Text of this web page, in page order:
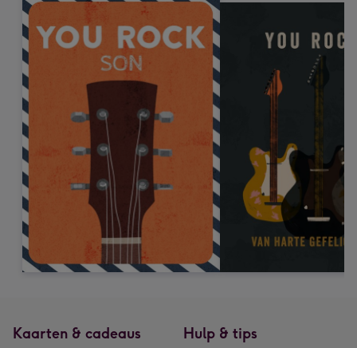
Kaarten & cadeaus Hulp & tips